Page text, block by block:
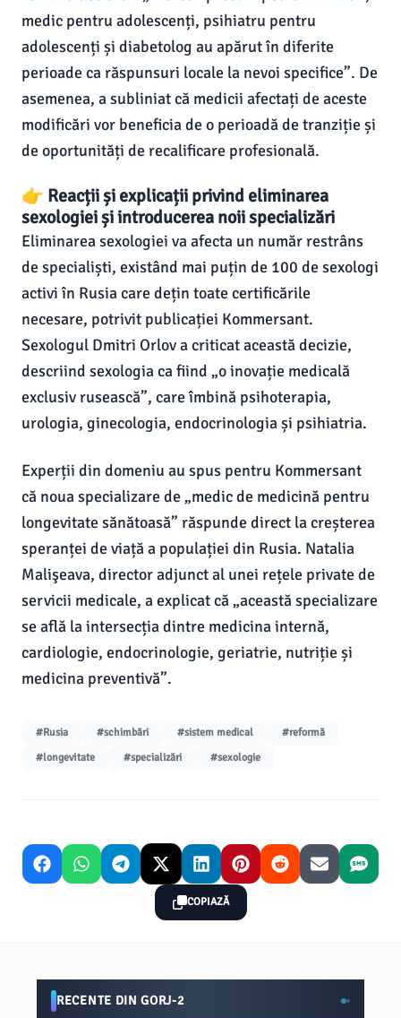
medic pentru adolescenți, psihiatru pentru
adolescenți și diabetolog au apărut în diferite
perioade ca răspunsuri locale la nevoi specifice”. De
asemenea, a subliniat că medicii afectați de aceste
modificări vor beneficia de o perioadă de tranziție și
de oportunități de recalificare profesională.
👉 Reacții și explicații privind eliminarea
sexologiei și introducerea noii specializări
Eliminarea sexologiei va afecta un număr restrâns
de specialiști, existând mai puțin de 100 de sexologi
activi în Rusia care dețin toate certificările
necesare, potrivit publicației Kommersant.
Sexologul Dmitri Orlov a criticat această decizie,
descriind sexologia ca fiind „o inovație medicală
exclusiv rusească”, care îmbină psihoterapia,
urologia, ginecologia, endocrinologia și psihiatria.
Experții din domeniu au spus pentru Kommersant
că noua specializare de „medic de medicină pentru
longevitate sănătoasă” răspunde direct la creșterea
speranței de viață a populației din Rusia. Natalia
Malişeava, director adjunct al unei rețele private de
servicii medicale, a explicat că „această specializare
se află la intersecția dintre medicina internă,
cardiologie, endocrinologie, geriatrie, nutriție și
medicina preventivă”.
#Rusia #schimbări #sistem medical
#reformă
#longevitate
#specializări #sexologie
COPIAZĂ
RECENTE DIN GORJ-2